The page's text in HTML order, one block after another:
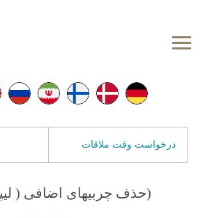
درخواست وقت ملاقات
(حذف چربیهای اضافی (